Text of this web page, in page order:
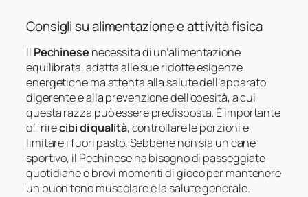
Consigli su alimentazione e attività fisica
Il Pechinese necessita di un’alimentazione
equilibrata, adatta alle sue ridotte esigenze
energetiche ma attenta alla salute dell’apparato
digerente e alla prevenzione dell’obesità, a cui
questa razza può essere predisposta. È importante
offrirecibi di qualità, controllare le porzioni e
limitare i fuori pasto. Sebbene non sia un cane
sportivo, il Pechinese ha bisogno di passeggiate
quotidiane e brevi momenti di gioco per mantenere
un buon tono muscolare e la salute generale.